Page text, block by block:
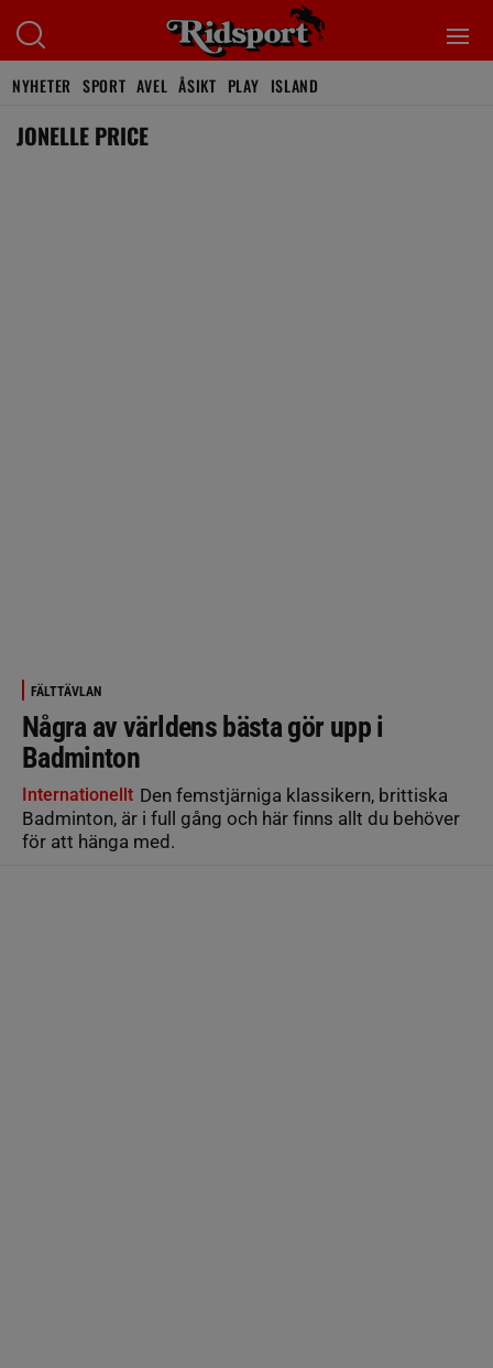
NYHETER SPORT AVEL ÅSIKT PLAY ISLAND
JONELLE PRICE
FÄLTTÄVLAN
Några av världens bästa gör upp i
Badminton
Internationellt Den femstjärniga klassikern, brittiska
Badminton, är i full gång och här finns allt du behöver
för att hänga med.